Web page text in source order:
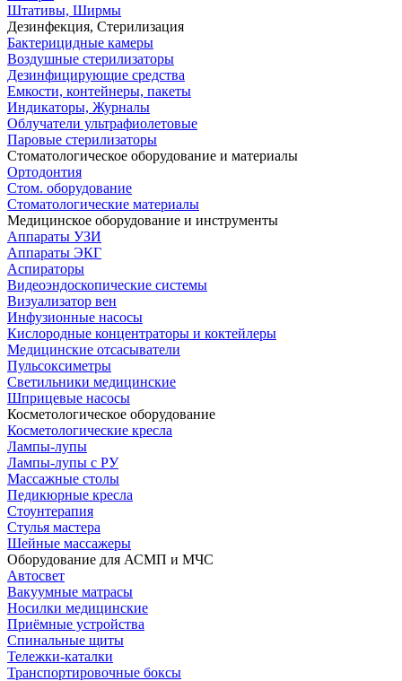
Штативы, Ширмы
Дезинфекция, Стерилизация
Бактерицидные камеры
Воздушные стерилизаторы
Дезинфицирующие средства
Емкости, контейнеры, пакеты
Индикаторы, Журналы
Облучатели ультрафиолетовые
Паровые стерилизаторы
Стоматологическое оборудование и материалы
Ортодонтия
Стом. оборудование
Стоматологические материалы
Медицинское оборудование и инструменты
Аппараты УЗИ
Аппараты ЭКГ
Аспираторы
Видеоэндоскопические системы
Визуализатор вен
Инфузионные насосы
Кислородные концентраторы и коктейлеры
Медицинские отсасыватели
Пульсоксиметры
Светильники медицинские
Шприцевые насосы
Косметологическое оборудование
Косметологические кресла
Лампы-лупы
Лампы-лупы с РУ
Массажные столы
Педикюрные кресла
Стоунтерапия
Стулья мастера
Шейные массажеры
Оборудование для АСМП и МЧС
Автосвет
Вакуумные матрасы
Носилки медицинские
Приёмные устройства
Спинальные щиты
Тележки-каталки
Транспортировочные боксы